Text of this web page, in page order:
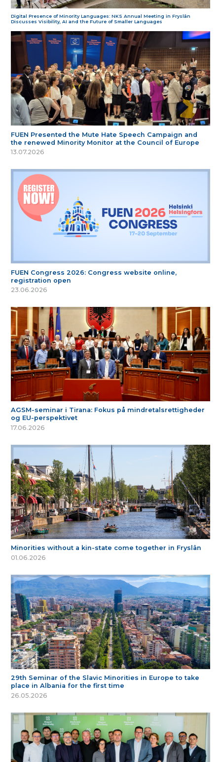
Digital Presence of Minority Languages: NKS Annual Meeting in Fryslân
Discusses Visibility, AI and the Future of Smaller Languages
FUEN Presented the Mute Hate Speech Campaign and
the renewed Minority Monitor at the Council of Europe
13.07.2026
FUEN Congress 2026: Congress website online,
registration open
23.06.2026
AGSM-seminar i Tirana: Fokus på mindretalsrettigheder
og EU-perspektivet
17.06.2026
Minorities without a kin-state come together in Fryslân
01.06.2026
29th Seminar of the Slavic Minorities in Europe to take
place in Albania for the first time
26.05.2026